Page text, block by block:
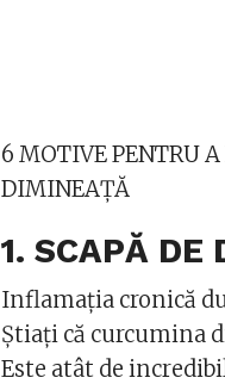
6 MOTIVE PENTRU
DIMINEAȚĂ
1. SCAPĂ DE
Inflamația cronică
Știați că curcumina
Este atât de